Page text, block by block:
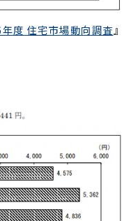
度 住宅市場動向調査 』